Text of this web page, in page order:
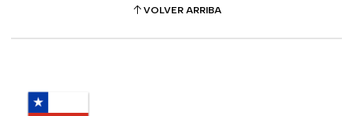
VOLVER ARRIBA